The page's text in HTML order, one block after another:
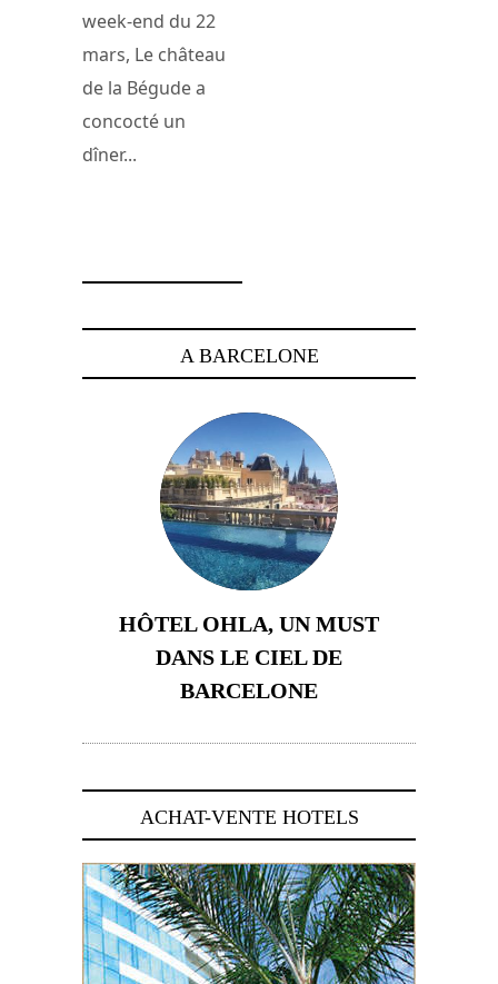
week-end du 22
mars, Le château
de la Bégude a
concocté un
dîner...
A BARCELONE
HÔTEL OHLA, UN MUST
DANS LE CIEL DE
BARCELONE
ACHAT-VENTE HOTELS